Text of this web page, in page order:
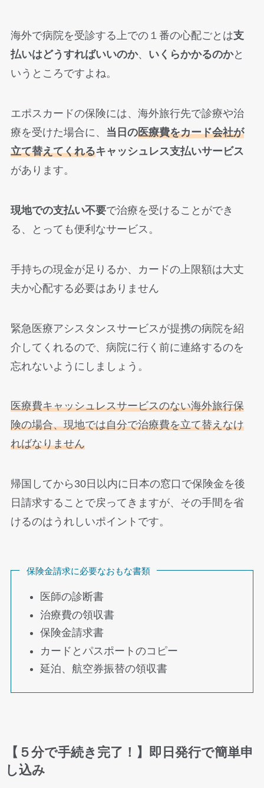
海外で病院を受診する上での１番の心配ごとは支
払いはどうすればいいのか、 いくらかかるのかと
いうところですよね。
エポスカードの保険には、海外旅行先で診療や治
療を受けた場合に、 当日の医療費をカード会社が
立て替えてくれるキャッシュレス支払いサービス
があります。
現地での支払い不要で治療を受けることができ
る、とっても便利なサービス。
手持ちの現金が足りるか、カードの上限額は大丈
夫か心配する必要はありません
緊急医療アシスタンスサービスが提携の病院を紹
介してくれるので、病院に行く前に連絡するのを
忘れないようにしましょう。
医療費キャッシュレスサービスのない海外旅行保
険の場合、現地では自分で治療費を立て替えなけ
ればなりません
帰国してから30日以内に日本の窓口で保険金を後
日請求することで戻ってきますが、その手間を省
けるのはうれしいポイントです。
保険金請求に必要なおもな書類
医師の診断書
治療費の領収書
保険金請求書
カードとパスポートのコピー
延泊、航空券振替の領収書
【５分で手続き完了！】即日発行で簡単申
し込み